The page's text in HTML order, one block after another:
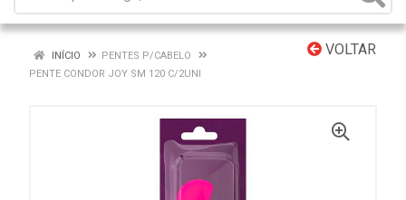
VOLTAR
INÍCIO
PENTES P/CABELO
PENTE CONDOR JOY SM 120 C/2UNI